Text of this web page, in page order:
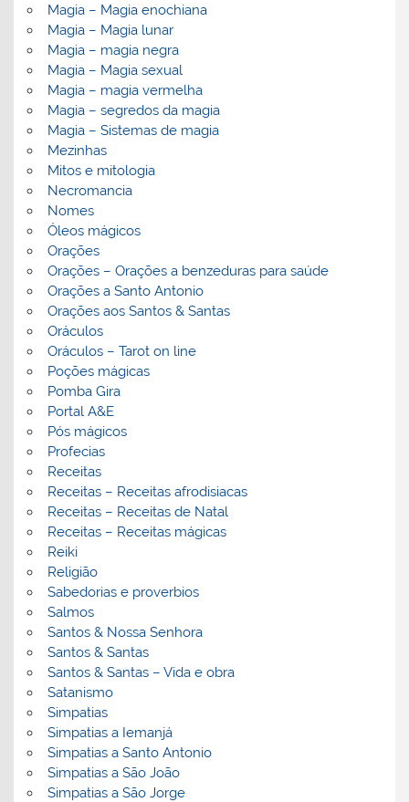
Magia – Magia enochiana
Magia – Magia lunar
Magia – magia negra
Magia – Magia sexual
Magia – magia vermelha
Magia – segredos da magia
Magia – Sistemas de magia
Mezinhas
Mitos e mitologia
Necromancia
Nomes
Óleos mágicos
Orações
Orações – Orações a benzeduras para saúde
Orações a Santo Antonio
Orações aos Santos & Santas
Oráculos
Oráculos – Tarot on line
Poções mágicas
Pomba Gira
Portal A&E
Pós mágicos
Profecias
Receitas
Receitas – Receitas afrodisiacas
Receitas – Receitas de Natal
Receitas – Receitas mágicas
Reiki
Religião
Sabedorias e proverbios
Salmos
Santos & Nossa Senhora
Santos & Santas
Santos & Santas – Vida e obra
Satanismo
Simpatias
Simpatias a Iemanjá
Simpatias a Santo Antonio
Simpatias a São João
Simpatias a São Jorge